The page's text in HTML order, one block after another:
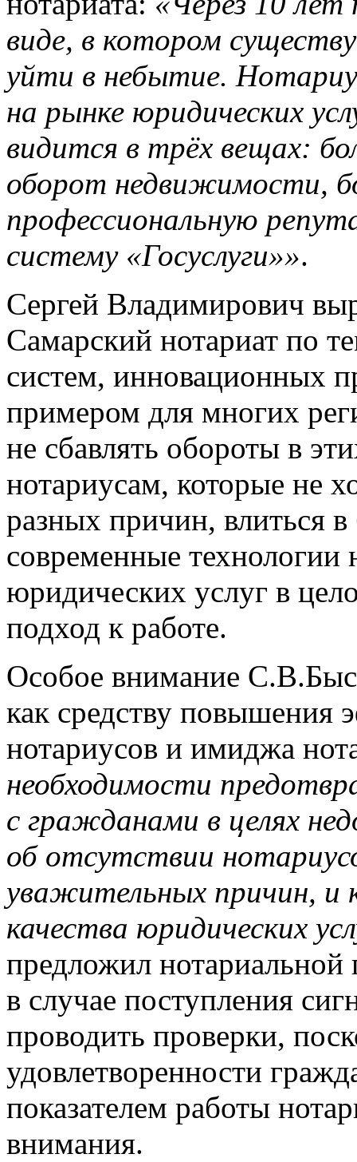
виде, в котором
уйти в небытие.
на рынке юридических
видится в трёх вещах:
оборот недвижимости,
профессиональную
систему «Госуслуги»».
Сергей Владимирович
Самарский нотариат по
систем, инновационных
примером для многих
не сбавлять обороты в
нотариусам, которые не
разных причин, влиться
современные технологии
юридических услуг в
подход к работе.
Особое внимание
как средству повышения
нотариусов и имиджа
необходимости
с гражданами в целях
об отсутствии
уважительных причин, и
качества юридических
предложил нотариальной
в случае поступления
проводить проверки,
удовлетворенности
показателем работы
внимания.